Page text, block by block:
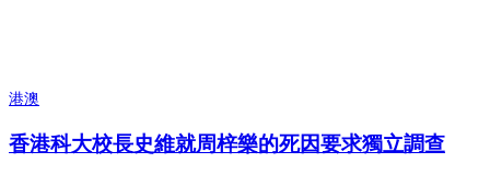
港澳
香港科大校長史維就周梓樂的死因要求獨立調查